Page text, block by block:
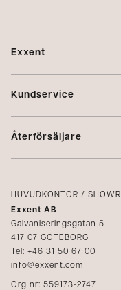
Exxent
Om Exxent
Profilering
Integritetspolicy
Kundservice
Kontakta oss
Återförsäljare
Kataloger
Mediabank
Bli återförsäljare
HUVUDKONTOR /
Exxent AB
Galvaniseringsgatan 5
417 07 GÖTEBORG
Tel: +46 31 50 67 00
info@exxent.com
Org nr: 559173-2747